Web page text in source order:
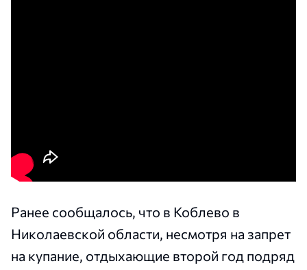
Ранее сообщалось, что в Коблево в
Николаевской области, несмотря на запрет
на купание, отдыхающие второй год подряд